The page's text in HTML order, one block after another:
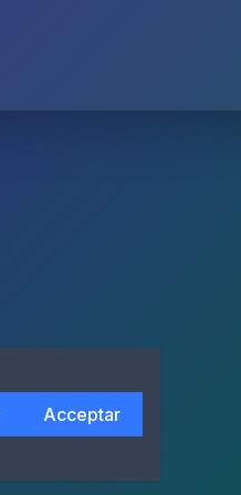
Acceptar